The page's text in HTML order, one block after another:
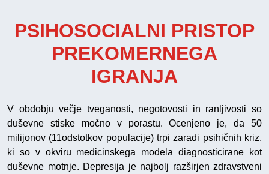
PSIHOSOCIALNI PRISTOP
PREKOMERNEGA
IGRANJA
V obdobju večje tveganosti, negotovosti in ranljivosti so
duševne stiske močno v porastu. Ocenjeno je, da 50
milijonov (11odstotkov populacije) trpi zaradi psihičnih kriz,
ki so v okviru medicinskega modela diagnosticirane kot
duševne motnje. Depresija je najbolj razširjen zdravstveni